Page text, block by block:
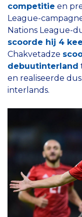
competitie en
League-
Nations League-
scoorde hij 4
Chakvetadze
debuutinterland
en realiseerde dus
interlands.